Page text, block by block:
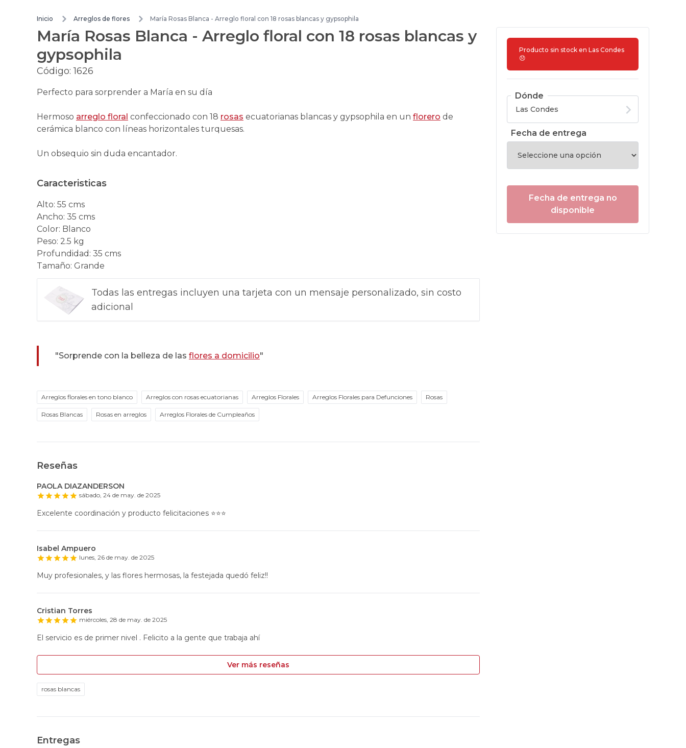
Inicio Arreglos de flores María Rosas Blanca - Arreglo floral con 18 rosas blancas y gypsophila
María Rosas Blanca - Arreglo floral con 18 rosas blancas y
gypsophila
Código:1626
Perfecto para sorprender a María en su día
Hermoso arreglo floral confeccionado con 18 rosas ecuatorianas blancas y gypsophila en un florero de
cerámica blanco con líneas horizontales turquesas.
Un obsequio sin duda encantador.
Caracteristicas
Alto: 55 cms
Ancho: 35 cms
Color: Blanco
Peso: 2.5 kg
Profundidad : 35 cms
Tamaño: Grande
Todas las entregas incluyen una tarjeta con un mensaje personalizado, sin costo
adicional
"Sorprende con la belleza de las flores a domicilio"
Arreglos florales en tono blanco Arreglos con rosas ecuatorianas Arreglos Florales Arreglos Florales para Defunciones Rosas
Rosas Blancas Rosas en arreglos Arreglos Florales de Cumpleaños
Reseñas
PAOLA DIAZANDERSON
sábado, 24 de may. de 2025
Excelente coordinación y producto felicitaciones ⭐️⭐️⭐️
Isabel Ampuero
lunes, 26 de may. de 2025
Muy profesionales, y las flores hermosas, la festejada quedó feliz!!
Cristian Torres
miércoles, 28 de may. de 2025
El servicio es de primer nivel . Felicito a la gente que trabaja ahí
Ver más reseñas
rosas blancas
Entregas
Producto sin stock en Las Condes
😞
Dónde
Fecha de entrega
Fecha de entrega no
disponible